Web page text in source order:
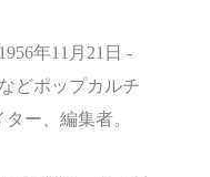
年11月21日 -
どポップカルチ
ー、編集者。